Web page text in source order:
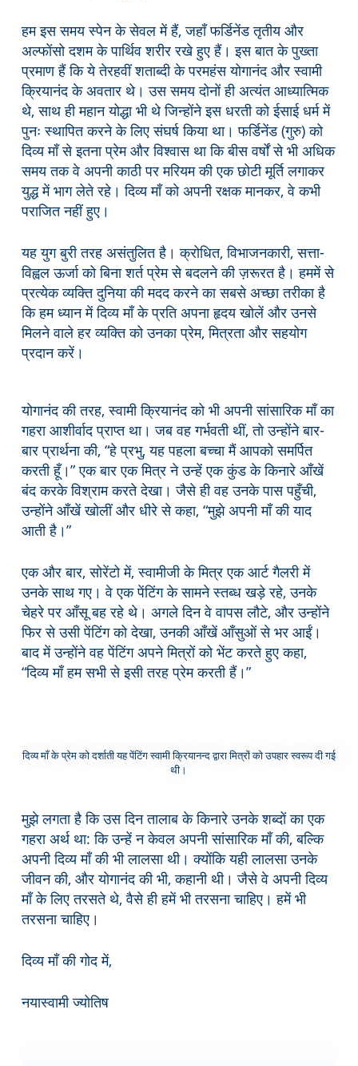
हम इस समय स्पेन के सेवल में हैं, जहाँ फर्डिनेंड तृतीय और
अल्फोंसो दशम के पार्थिव शरीर रखे हुए हैं। इस बात के पुख्ता
प्रमाण हैं कि ये तेरहवीं शताब्दी के परमहंस योगानंद और स्वामी
क्रियानंद के अवतार थे। उस समय दोनों ही अत्यंत आध्यात्मिक
थे, साथ ही महान योद्धा भी थे जिन्होंने इस धरती को ईसाई धर्म में
पुनः स्थापित करने के लिए संघर्ष किया था। फर्डिनेंड (गुरु) को
दिव्य माँ से इतना प्रेम और विश्वास था कि बीस वर्षों से भी अधिक
समय तक वे अपनी काठी पर मरियम की एक छोटी मूर्ति लगाकर
युद्ध में भाग लेते रहे। दिव्य माँ को अपनी रक्षक मानकर, वे कभी
पराजित नहीं हुए।
यह युग बुरी तरह असंतुलित है। क्रोधित, विभाजनकारी, सत्ता-
विह्वल ऊर्जा को बिना शर्त प्रेम से बदलने की ज़रूरत है। हममें से
प्रत्येक व्यक्ति दुनिया की मदद करने का सबसे अच्छा तरीका है
कि हम ध्यान में दिव्य माँ के प्रति अपना हृदय खोलें और उनसे
मिलने वाले हर व्यक्ति को उनका प्रेम, मित्रता और सहयोग
प्रदान करें।
योगानंद की तरह, स्वामी क्रियानंद को भी अपनी सांसारिक माँ का
गहरा आशीर्वाद प्राप्त था। जब वह गर्भवती थीं, तो उन्होंने बार-
बार प्रार्थना की, “हे प्रभु, यह पहला बच्चा मैं आपको समर्पित
करती हूँ।” एक बार एक मित्र ने उन्हें एक कुंड के किनारे आँखें
बंद करके विश्राम करते देखा। जैसे ही वह उनके पास पहुँची,
उन्होंने आँखें खोलीं और धीरे से कहा, “मुझे अपनी माँ की याद
आती है।”
एक और बार, सोरेंटो में, स्वामीजी के मित्र एक आर्ट गैलरी में
उनके साथ गए। वे एक पेंटिंग के सामने स्तब्ध खड़े रहे, उनके
चेहरे पर आँसू बह रहे थे। अगले दिन वे वापस लौटे, और उन्होंने
फिर से उसी पेंटिंग को देखा, उनकी आँखें आँसुओं से भर आईं।
बाद में उन्होंने वह पेंटिंग अपने मित्रों को भेंट करते हुए कहा,
“दिव्य माँ हम सभी से इसी तरह प्रेम करती हैं।”
दिव्य माँ के प्रेम को दर्शाती यह पेंटिंग स्वामी क्रियानन्द द्वारा मित्रों को उपहार स्वरूप दी गई
थी।
मुझे लगता है कि उस दिन तालाब के किनारे उनके शब्दों का एक
गहरा अर्थ था: कि उन्हें न केवल अपनी सांसारिक माँ की, बल्कि
अपनी दिव्य माँ की भी लालसा थी। क्योंकि यही लालसा उनके
जीवन की, और योगानंद की भी, कहानी थी। जैसे वे अपनी दिव्य
माँ के लिए तरसते थे, वैसे ही हमें भी तरसना चाहिए। हमें भी
तरसना चाहिए।
दिव्य माँ की गोद में,
नयास्वामी ज्योतिष